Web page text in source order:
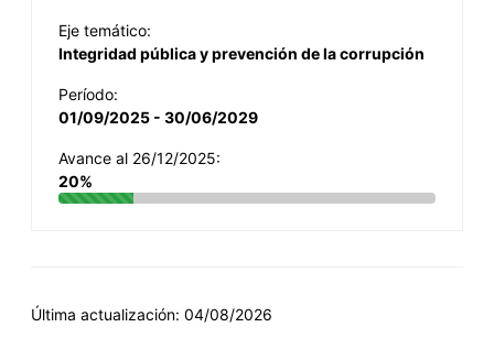
Eje temático:
Integridad pública y prevención de la corrupción
Período:
01/09/2025 - 30/06/2029
Avance al 26/12/2025:
20%
Última actualización: 04/08/2026